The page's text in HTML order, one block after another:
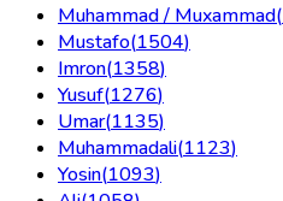
Muhammad / Muxammad(
Mustafo(1504)
Imron(1358)
Yusuf(1276)
Umar(1135)
Muhammadali(1123)
Yosin(1093)